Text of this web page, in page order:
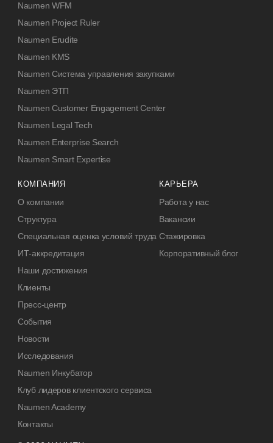
Naumen WFM
Naumen Project Ruler
Naumen Erudite
Naumen KMS
Naumen Система управления закупками
Naumen ЭТП
Naumen Customer Engagement Center
Naumen Legal Tech
Naumen Enterprise Search
Naumen Smart Expertise
КОМПАНИЯ
О компании
Структура
Специальная оценка условий труда
ИТ-аккредитация
Наши достижения
Клиенты
Пресс-центр
События
Новости
Исследования
Naumen Инкубатор
Клуб лидеров клиентского сервиса
Naumen Academy
Контакты
КАРЬЕРА
Работа у нас
Вакансии
Стажировка
Корпоративный блог